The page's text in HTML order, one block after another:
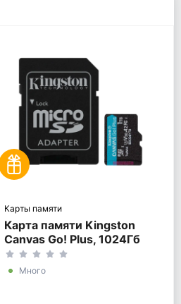
Карты памяти
Карта памяти Kingston
Canvas Go! Plus, 1024Гб
(SDCG4/1TB)
Много